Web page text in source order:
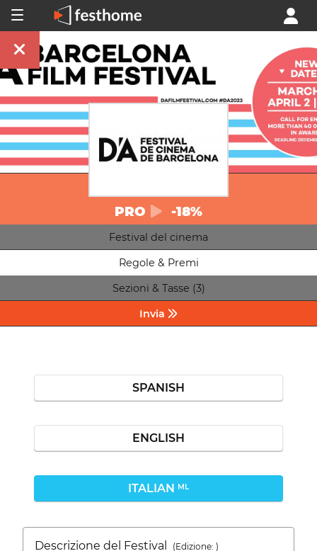
PRO -18%
Festival del cinema
Regole & Premi
Sezioni & Tasse (3)
Invia
SPANISH
ENGLISH
ITALIAN ML
Descrizione del Festival
( Edizione: )